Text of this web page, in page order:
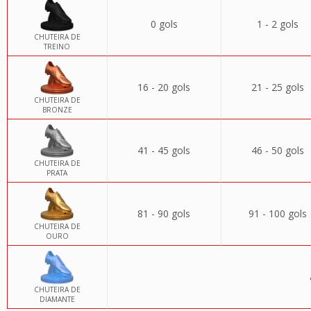
CHUTEIRA DE
TREINO
0 gols 1 - 2 gols
CHUTEIRA DE
BRONZE
16 - 20 gols 21 - 25 gols
CHUTEIRA DE
PRATA
41 - 45 gols 46 - 50 gols
CHUTEIRA DE
OURO
81 - 90 gols 91 - 100 gols
CHUTEIRA DE
DIAMANTE